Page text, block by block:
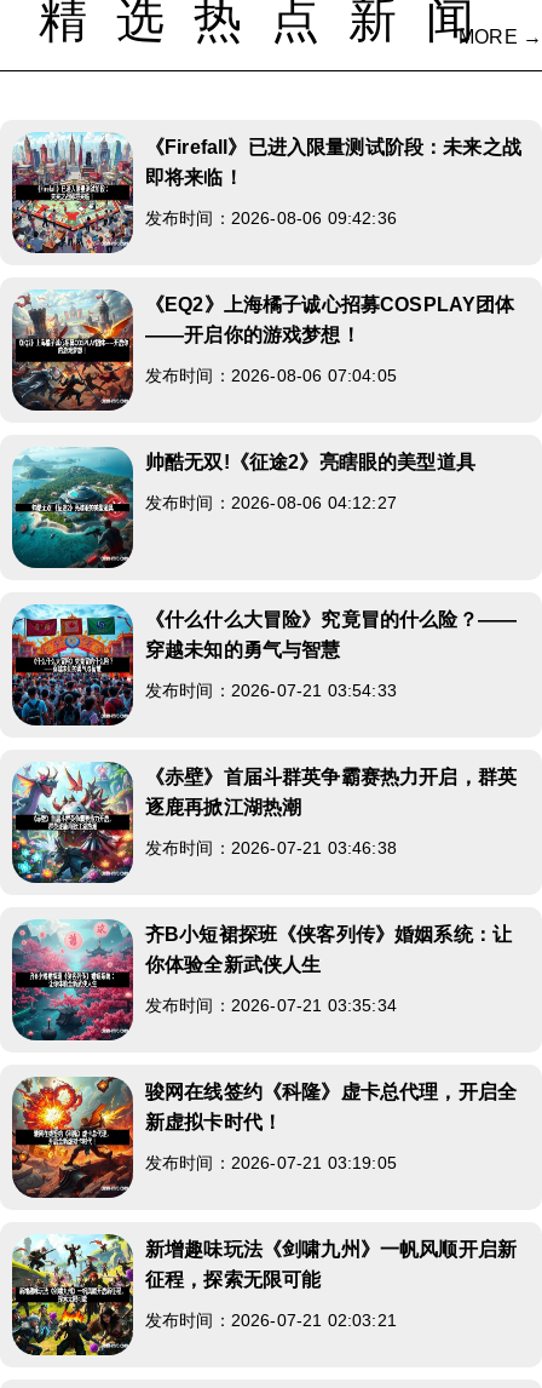
精选热点新闻
MORE →
《Firefall》已进入限量测试阶段：未来之战
即将来临！
发布时间：2026-08-06 09:42:36
《EQ2》上海橘子诚心招募COSPLAY团体
——开启你的游戏梦想！
发布时间：2026-08-06 07:04:05
帅酷无双!《征途2》亮瞎眼的美型道具
发布时间：2026-08-06 04:12:27
《什么什么大冒险》究竟冒的什么险？——
穿越未知的勇气与智慧
发布时间：2026-07-21 03:54:33
《赤壁》首届斗群英争霸赛热力开启，群英
逐鹿再掀江湖热潮
发布时间：2026-07-21 03:46:38
齐B小短裙探班《侠客列传》婚姻系统：让
你体验全新武侠人生
发布时间：2026-07-21 03:35:34
骏网在线签约《科隆》虚卡总代理，开启全
新虚拟卡时代！
发布时间：2026-07-21 03:19:05
新增趣味玩法《剑啸九州》一帆风顺开启新
征程，探索无限可能
发布时间：2026-07-21 02:03:21